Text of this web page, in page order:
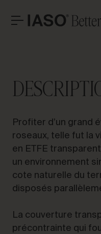
Avinguda Exèrcit 35-37
25194 Lleida
COMMENT Y ARRIVER
PROJETS
HISTOIRES
Profiter d’un grand
roseaux, telle fut la
en ETFE
un environnement
cote naturelle du
disposés
La couverture
précontrainte qui